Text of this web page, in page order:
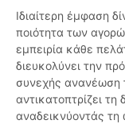
Ιδιαίτερη έμφαση
ποιότητα των
εμπειρία κάθε
διευκολύνει την
συνεχής ανανέωση
αντικατοπτρίζει
αναδεικνύοντάς τη